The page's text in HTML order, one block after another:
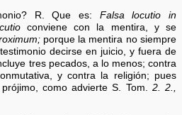
R. Que es: Falsa locutio in
conviene con la mentira, y se
porque la mentira no siempre
decirse en juicio, y fuera de
tres pecados, a lo menos; contra
y contra la religión; pues
como advierte S. Tom. 2. 2.,